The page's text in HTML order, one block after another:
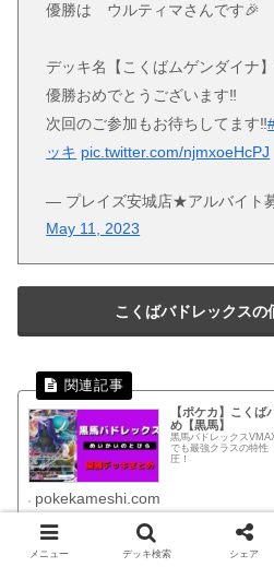
優勝は ウルティマさんです🎉
デッキ名【こくばムゲンダイナ
優勝おめでとうございます‼️
次回のご参加もお待ちしてます‼️
ッキ pic.twitter.com/njmxoeHcPJ
— プレイズ安城店★アルバイト
May 11, 2023
こくばバドレックスの
【ポケカ】こくば
め【黒馬】
黒馬バドレックス
でも最強クラスの特性
圧！
pokekameshi.com
メニュー デッキ検索 シェア